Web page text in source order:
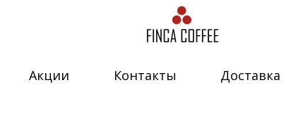
Акции Контакты Доставка